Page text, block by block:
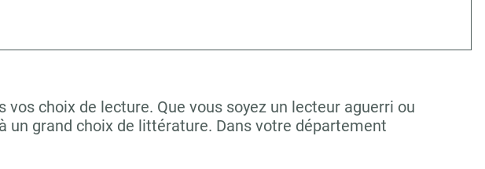
vos choix de lecture. Que vous soyez un lecteur aguerri ou
un grand choix de littérature. Dans votre département